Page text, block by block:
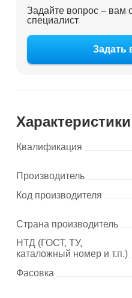
Задайте вопрос – вам
специалист
Задать
Характеристики
Квалификация
Производитель
Код производителя
Страна производитель
НТД (ГОСТ, ТУ,
каталожный номер и т.п.)
Фасовка